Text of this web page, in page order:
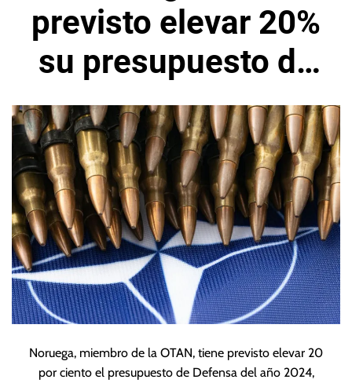
previsto elevar 20%
su presupuesto de
Defensa Nacional
Noruega, miembro de la OTAN, tiene previsto elevar 20
por ciento el presupuesto de Defensa del año 2024,